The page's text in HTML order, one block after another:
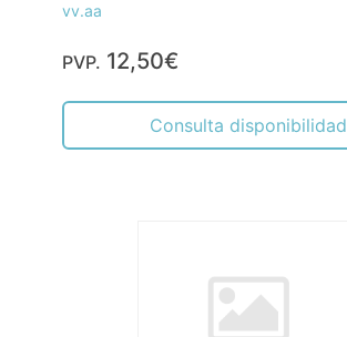
vv.aa
PVP. 12,50€
Consulta disponibilidad